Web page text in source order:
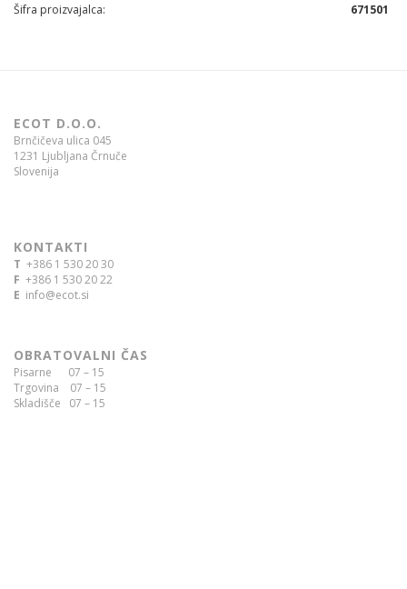
Šifra proizvajalca
671501
ECOT D.O.O.
Brnčičeva ulica 045
1231 Ljubljana Črnuče
Slovenija
KONTAKTI
T +386 1 530 20 30
F +386 1 530 20 22
E info@ecot.si
OBRATOVALNI ČAS
Pisarne 07 – 15
Trgovina 07 – 15
Skladišče 07 – 15